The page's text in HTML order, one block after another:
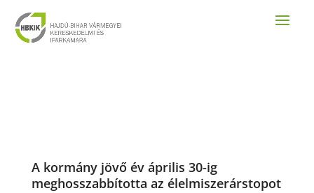
A kormány jövő év április 30-ig
meghosszabbította az élelmiszerárstopot